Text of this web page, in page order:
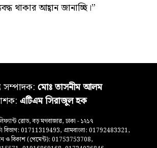
থাকার আহ্বান জানাচ্ছি।”
সম্পাদক: মোঃ তাসনীম আলম
এটিএম সিরাজুল হক
রোড, বড় মগবাজার, ঢাকা - ১২১৭
বিভাগ: 01711319493, গ্রামবাংলা: 01792483321,
ও বিকাশ (পেমেন্ট): 01753753708,